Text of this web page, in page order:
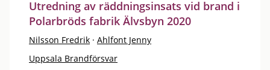
Utredning av räddningsinsats vid brand i
Polarbröds fabrik Älvsbyn 2020
Nilsson Fredrik · Ahlfont Jenny
Uppsala Brandförsvar